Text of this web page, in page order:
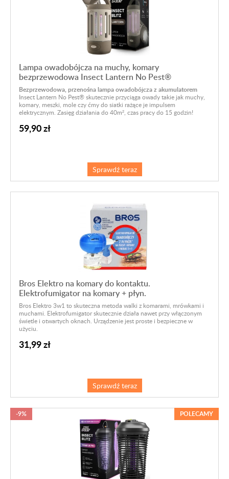
Lampa owadobójcza na muchy, komary
bezprzewodowa Insect Lantern No Pest®
Bezprzewodowa, przenośna lampa owadobójcza z akumulatorem
Insect Lantern No Pest® skutecznie przyciąga owady takie jak muchy,
komary, meszki, mole czy ćmy do siatki rażące je impulsem
elektrycznym. Zasięg działania do 40m², czas pracy do 15 godzin!
59,90 zł
Sprawdź teraz
Bros Elektro na komary do kontaktu.
Elektrofumigator na komary + płyn.
Bros Elektro 3w1 to skuteczna metoda walki z komarami, mrówkami i
muchami. Elektrofumigator skutecznie działa nawet przy włączonym
świetle i otwartych oknach. Urządzenie jest proste i bezpieczne w
użyciu.
31,99 zł
Sprawdź teraz
-9% POLECAMY